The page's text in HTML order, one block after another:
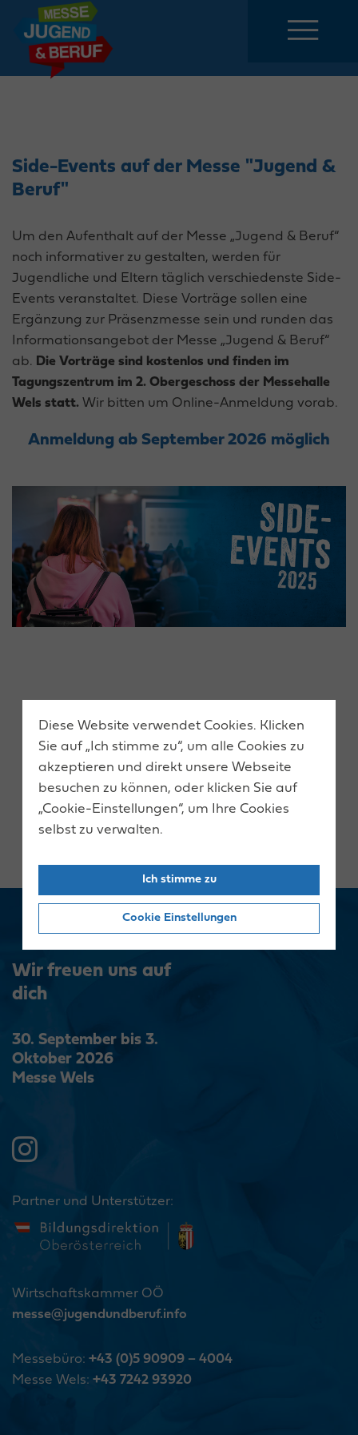
Side-Events auf der Messe "Jugend &
Beruf"
Um den Aufenthalt auf der Messe „Jugend & Beruf“
noch informativer zu gestalten, werden für
Jugendliche und Eltern täglich verschiedenste Side-
Events veranstaltet. Diese Vorträge sollen eine
Ergänzung zur Präsenzmesse sein und runden das
Informationsangebot der Messe „Jugend & Beruf“
ab. Die Vorträge sind kostenlos und finden im
Tagungszentrum im 2. Obergeschoss der Messehalle
Wels statt. Wir bitten um Online-Anmeldung vorab.
Anmeldung ab September 2026 möglich
Wir freuen uns auf
dich
30. September bis 3.
Oktober 2026
Messe Wels
Partner und Unterstützer:
Wirtschaftskammer OÖ
messe@jugendundberuf.info
Messebüro: +43 (0)5 90909 – 4004
Messe Wels: +43 7242 93920
Diese Website verwendet Cookies. Klicken
Sie auf „Ich stimme zu“, um alle Cookies zu
akzeptieren und direkt unsere Webseite
besuchen zu können, oder klicken Sie auf
„Cookie-Einstellungen“, um Ihre Cookies
selbst zu verwalten.
Ich stimme zu
Cookie Einstellungen